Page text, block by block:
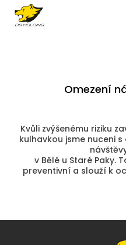
Omezení
Kvůli zvýšenému riziku
kulhavkou jsme nuceni
v Bělé u Staré Paky.
preventivní a slouží k